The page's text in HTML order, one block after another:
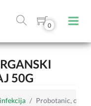
0
50G
Probotanic,